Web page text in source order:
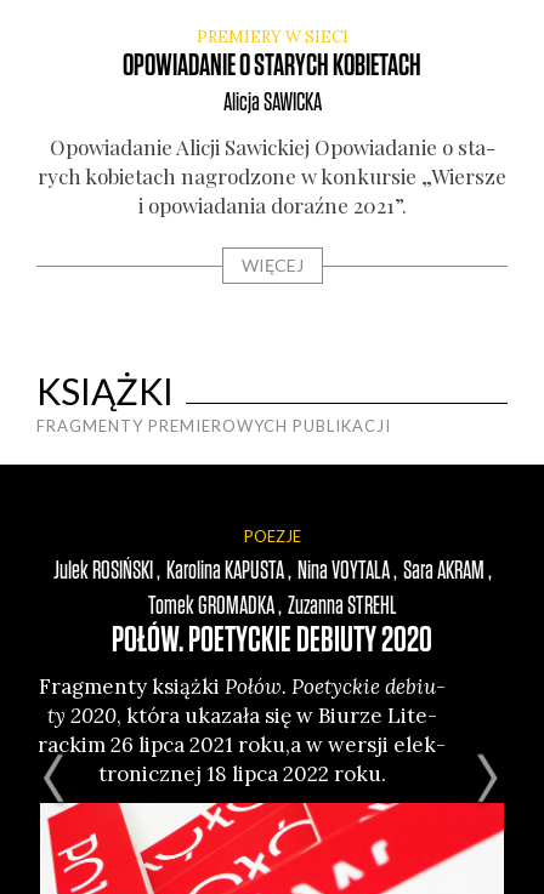
PREMIERY W SIECI
OPOWIADANIE O STARYCH KOBIETACH
AlicjaSAWICKA
Opo­wia­da­nie Ali­cji Sawic­kiej Opo­wia­da­nie o sta­
rych kobie­tach nagro­dzo­ne w kon­kur­sie „Wier­sze
i opo­wia­da­nia doraź­ne 2021”.
WIĘCEJ
KSIĄŻKI
FRAGMENTY PREMIEROWYCH PUBLIKACJI
POEZJE
Julek ROSIŃSKI Karolina KAPUSTA NinaVOYTALA SaraAKRAM
TomekGROMADKA ZuzannaSTREHL
POŁÓW. POETYCKIE DEBIUTY 2020
Frag­men­ty książ­ki Połów. Poetyc­kie debiu­
ty 2020, któ­ra uka­za­ła się w Biu­rze Lite­
rac­kim 26 lip­ca 2021 roku,a w wer­sji elek­
tro­nicz­nej 18 lip­ca 2022 roku.